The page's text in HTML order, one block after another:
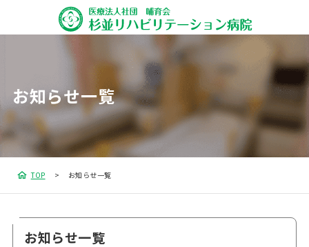
お知らせ一覧
TOP お知らせ一覧
お知らせ一覧